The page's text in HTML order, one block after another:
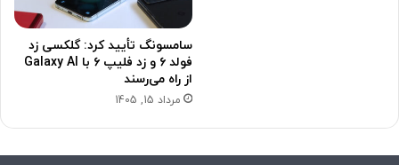
سامسونگ تأیید کرد: گلکسی زد
فولد ۶ و زد فلیپ ۶ با Galaxy AI
از راه می‌رسند
مرداد 15, 1405